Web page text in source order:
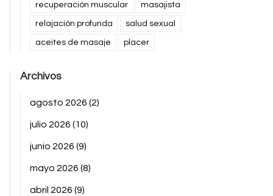
recuperación muscular masajista
relajación profunda salud sexual
aceites de masaje placer
Archivos
agosto 2026 (2)
julio 2026 (10)
junio 2026 (9)
mayo 2026 (8)
abril 2026 (9)